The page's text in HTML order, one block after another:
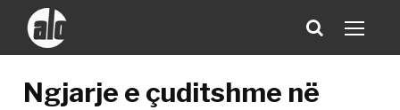
Ngjarje e çuditshme në